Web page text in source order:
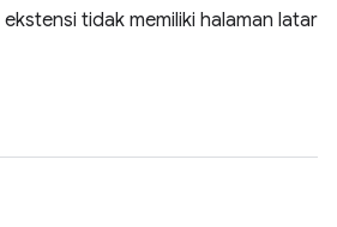
tidak memiliki halaman latar